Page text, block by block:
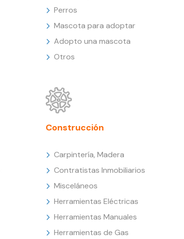
Perros
Mascota para adoptar
Adopto una mascota
Otros
Construcción
Carpintería, Madera
Contratistas Inmobiliarios
Misceláneos
Herramientas Eléctricas
Herramientas Manuales
Herramientas de Gas